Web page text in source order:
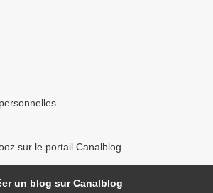
sur le portail Canalblog
un blog sur Canalblog